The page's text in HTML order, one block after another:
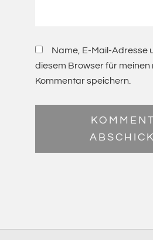
Name, E-Mail-Adresse
diesem Browser für meinen
Kommentar speichern.